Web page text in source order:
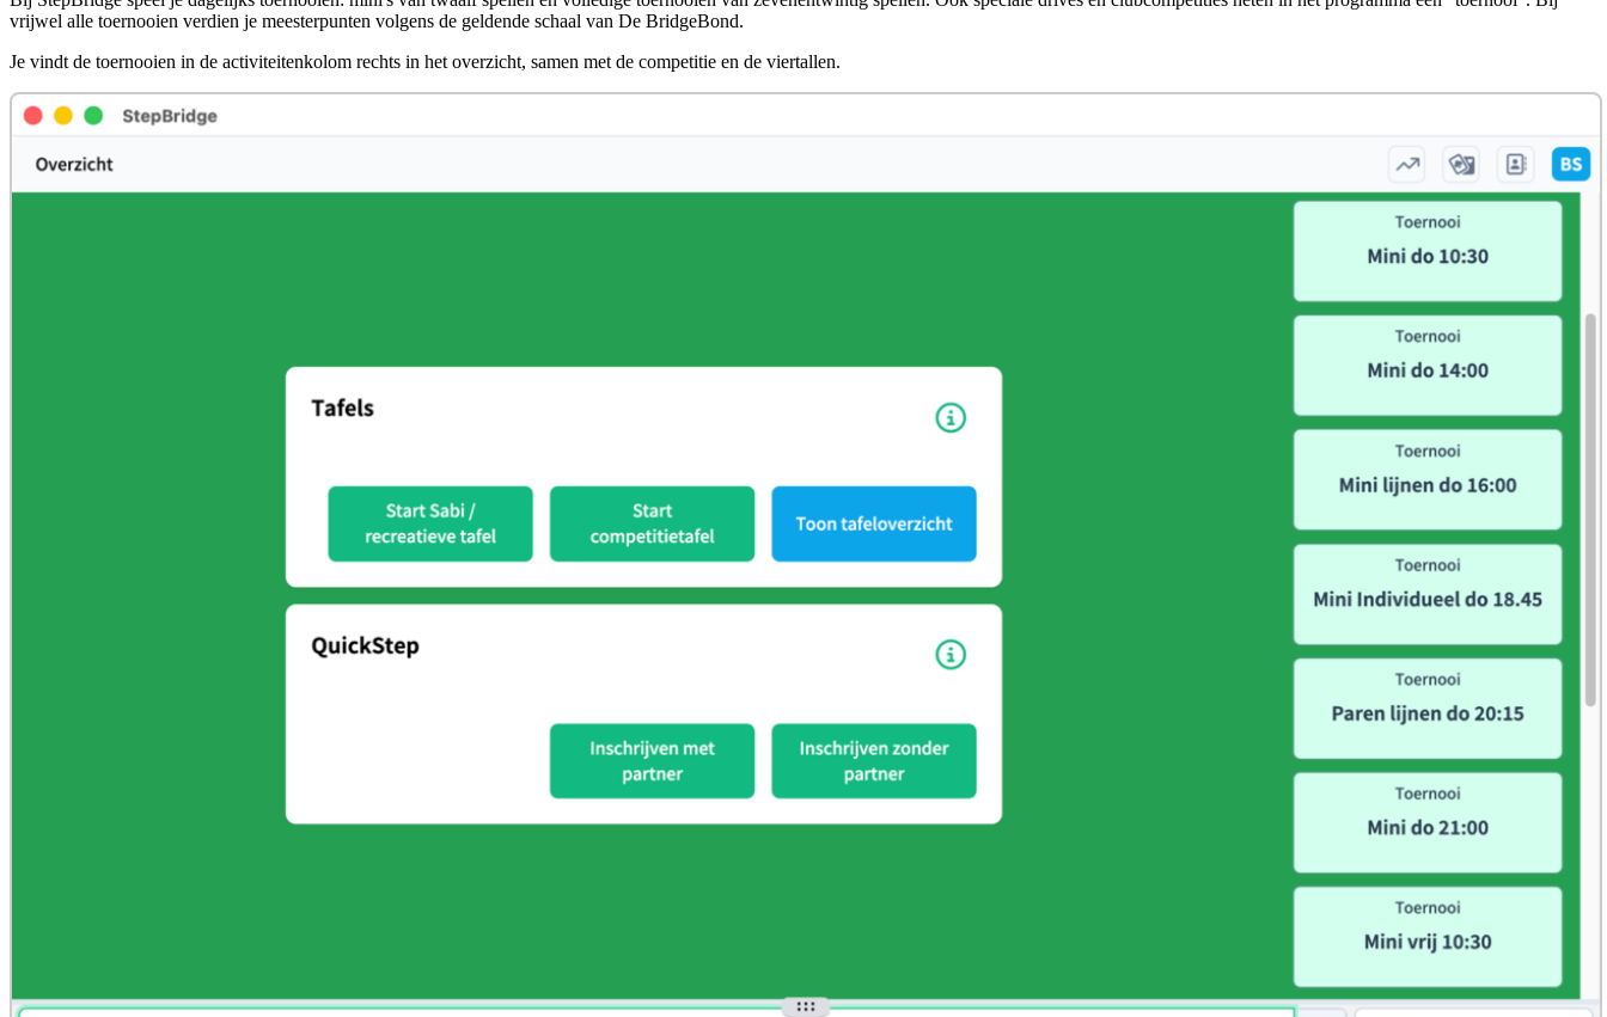
vrijwel alle toernooien verdien je meesterpunten volgens de geldende schaal van De BridgeBond.
Je vindt de toernooien in de activiteitenkolom rechts in het overzicht, samen met de competitie en de viertallen.